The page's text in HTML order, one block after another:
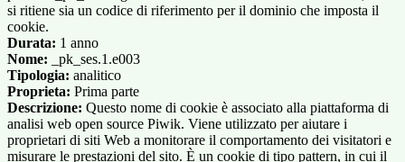
si ritiene sia un codice di riferimento per il dominio che imposta il
cookie.
Durata: 1 anno
Nome: _pk_ses.1.e003
Tipologia: analitico
Proprieta: Prima parte
Descrizione: Questo nome di cookie è associato alla piattaforma di
analisi web open source Piwik. Viene utilizzato per aiutare i
proprietari di siti Web a monitorare il comportamento dei visitatori e
misurare le prestazioni del sito. È un cookie di tipo pattern, in cui il